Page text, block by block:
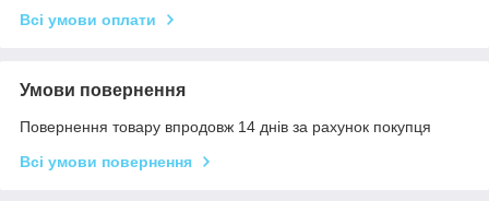
Всі умови оплати
Умови повернення
Повернення товару впродовж 14 днів за рахунок покупця
Всі умови повернення